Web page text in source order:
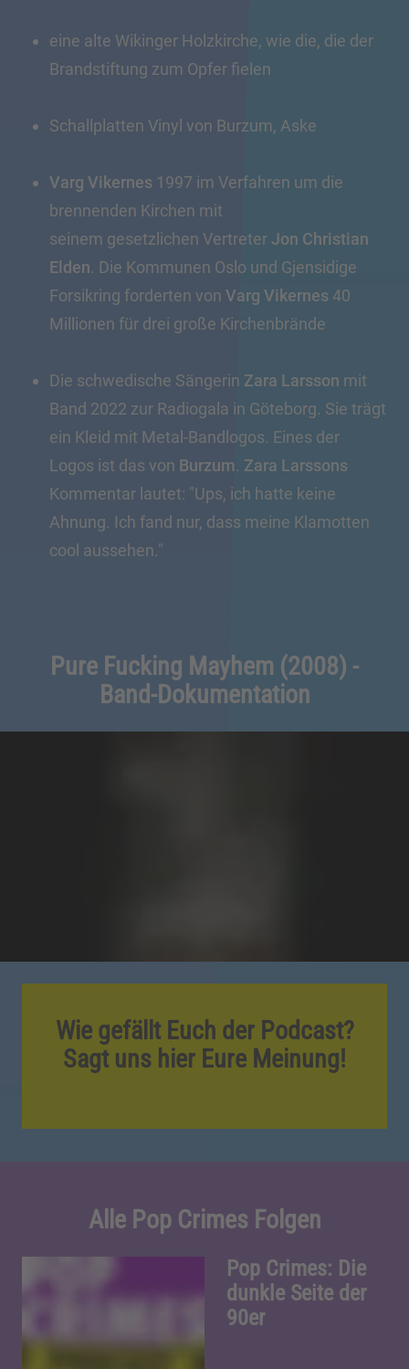
eine alte Wikinger Holzkirche, wie die, die der
Brandstiftung zum Opfer fielen
Schallplatten Vinyl von Burzum, Aske
Varg Vikernes 1997 im Verfahren um die
brennenden Kirchen mit
seinem gesetzlichen Vertreter Jon Christian
Elden. Die Kommunen Oslo und Gjensidige
Forsikring forderten von Varg Vikernes 40
Millionen für drei große Kirchenbrände
Die schwedische Sängerin Zara Larsson mit
Band 2022 zur Radiogala in Göteborg. Sie trägt
ein Kleid mit Metal-Bandlogos. Eines der
Logos ist das von Burzum. Zara Larssons
Kommentar lautet: "Ups, ich hatte keine
Ahnung. Ich fand nur, dass meine Klamotten
cool aussehen."
Pure Fucking Mayhem (2008) -
Band-Dokumentation
Wie gefällt Euch der Podcast?
Sagt uns hier Eure Meinung!
Alle Pop Crimes Folgen
Pop Crimes: Die
dunkle Seite der
90er